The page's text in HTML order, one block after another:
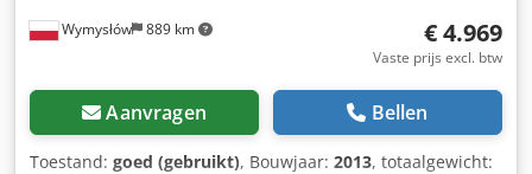
Wymysłów 889 km € 4.969
Vaste prijs excl. btw
Aanvragen Bellen
Toestand: goed (gebruikt), Bouwjaar: 2013, totaalgewicht: